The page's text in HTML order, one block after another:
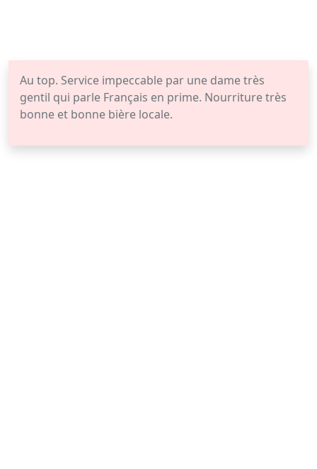
Au top. Service impeccable par une dame très
gentil qui parle Français en prime. Nourriture très
bonne et bonne bière locale.